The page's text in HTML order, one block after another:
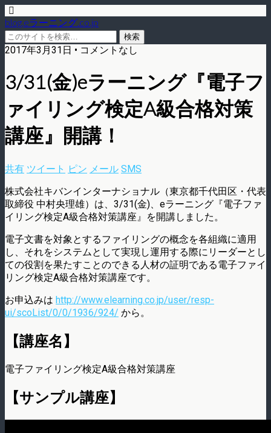
blog.eラーニング.co.jp
2017年3月31日 • コメントなし
3/31(金)eラーニング『電子フ
ァイリング検定A級合格対策
講座』開講！
共有 ツイート ピン メール SMS
株式会社キバンインターナショナル（東京都千代田区・代表
取締役 中村央理雄）は、3/31(金)、eラーニング『電子ファ
イリング検定A級合格対策講座』を開講しました。
電子文書を対象とするファイリングの概念を各組織に適用
し、それをシステムとして実現し運用する際にリーダーとし
ての役割を果たすことのできる人材の証明である電子ファイ
リング検定A級合格対策講座です。
お申込みは http://www.elearning.co.jp/user/resp-
ui/scoList/0/0/1936/924/ から。
【講座名】
電子ファイリング検定A級合格対策講座
【サンプル講座】